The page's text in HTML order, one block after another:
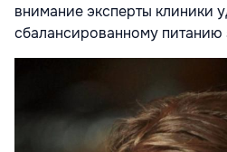
внимание эксперты клиники
сбалансированному питанию